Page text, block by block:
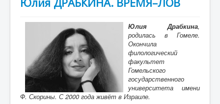
Юлия Драбкина,
родилась в Гомеле.
Окончила
филологический
факультет
Гомельского
государственного
университета имени
Ф. Скорины. С 2000 года живёт в Израиле.